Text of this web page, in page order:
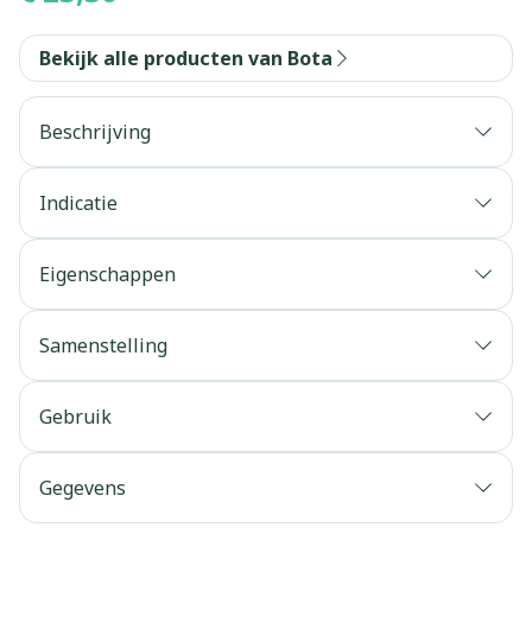
Bekijk alle producten van Bota
Beschrijving
Indicatie
Eigenschappen
Samenstelling
Gebruik
Gegevens